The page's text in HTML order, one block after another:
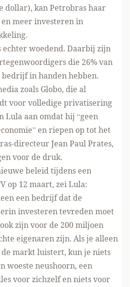
dollar), kan Petrobras haar
meer investeren in
echter woedend. Daarbij zijn
die 26% van
bedrijf in handen hebben.
zoals Globo, die al
voor volledige privatisering
Lula aan omdat hij “geen
en riepen op tot het
directeur Jean Paul Prates,
voor de druk.
beleid tijdens een
op 12 maart, zei Lula:
een bedrijf dat de
investeren tevreden moet
zijn voor de 200 miljoen
eigenaren zijn. Als je alleen
markt luistert, kun je niets
woeste neushoorn, een
voor zichzelf en niets voor